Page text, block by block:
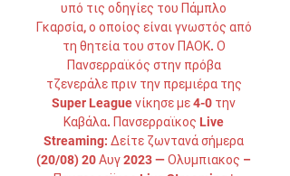
υπό τις οδηγίες του Πάμπλο
Γκαρσία, ο οποίος είναι γνωστός από
τη θητεία του στον ΠΑΟΚ. Ο
Πανσερραϊκός στην πρόβα
τζενεράλε πριν την πρεμιέρα της
Super League νίκησε με 4-0 την
Καβάλα. Πανσερραϊκος Live
Streaming: Δείτε ζωντανά σήμερα
(20/08) 20 Αυγ 2023 — Ολυμπιακος –